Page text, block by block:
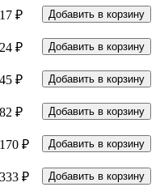
17 ₽
24 ₽
45 ₽
82 ₽
170 ₽
333 ₽